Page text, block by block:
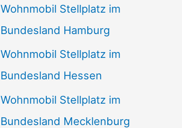
Wohnmobil Stellplatz im
Bundesland Hamburg
Wohnmobil Stellplatz im
Bundesland Hessen
Wohnmobil Stellplatz im
Bundesland Mecklenburg